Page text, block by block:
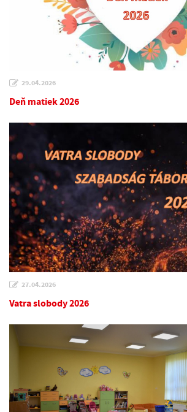
29.04.2026
Deň matiek 2026
27.04.2026
Vatra slobody 2026